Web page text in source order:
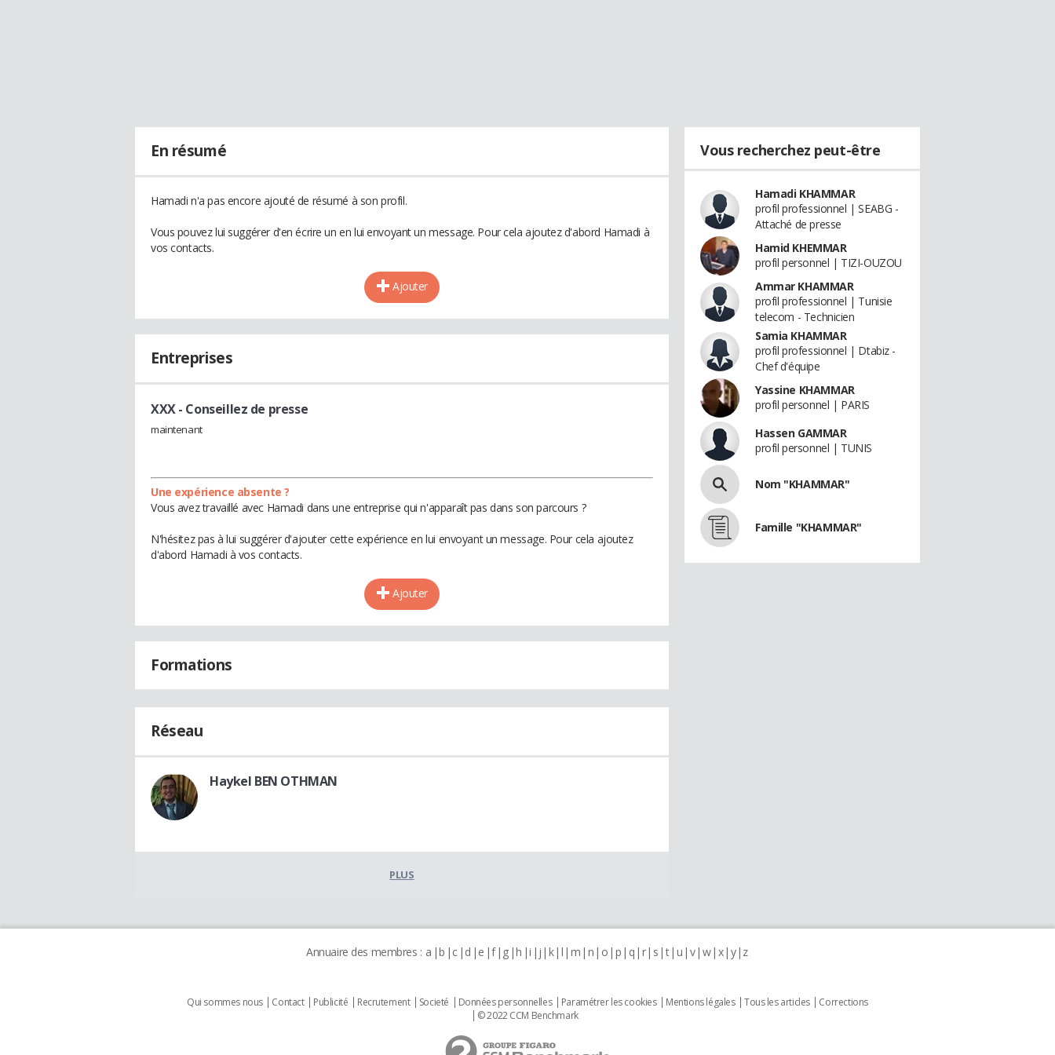
En résumé
Hamadi n'a pas encore ajouté de résumé à son profil.
Vous pouvez lui suggérer d'en écrire un en lui envoyant un message. Pour cela ajoutez d'abord Hamadi à
vos contacts.
Ajouter
Entreprises
XXX- Conseillez de presse
maintenant
Une expérience absente ?
Vous avez travaillé avec Hamadi dans une entreprise qui n'apparaît pas dans son parcours ?
N'hésitez pas à lui suggérer d'ajouter cette expérience en lui envoyant un message. Pour cela ajoutez
d'abord Hamadi à vos contacts.
Ajouter
Formations
Réseau
Haykel BEN OTHMAN
PLUS
Vous recherchez peut-être
Hamadi KHAMMAR
profil professionnel | SEABG -
Attaché de presse
Hamid KHEMMAR
profil personnel | TIZI-OUZOU
Ammar KHAMMAR
profil professionnel | Tunisie
telecom - Technicien
Samia KHAMMAR
profil professionnel | Dtabiz -
Chef d'équipe
Yassine KHAMMAR
profil personnel | PARIS
Hassen GAMMAR
profil personnel | TUNIS
Nom "KHAMMAR"
Famille "KHAMMAR"
Annuaire des membres : a b c d e f g h i j k l m n o p q r s t u v w x y z
Qui sommes nous Contact Publicité Recrutement Societé Données personnelles Paramétrer les cookies Mentions légales Tous les articles
Corrections
© 2022 CCM Benchmark